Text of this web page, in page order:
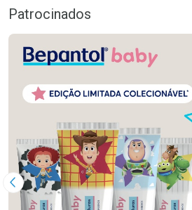
Patrocinados
Imagem Anterior